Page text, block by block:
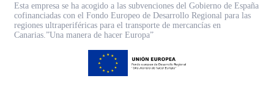
Esta empresa se ha acogido a las subvenciones del Gobierno de España
cofinanciadas con el Fondo Europeo de Desarrollo Regional para las
regiones ultraperiféricas para el transporte de mercancías en
Canarias.”Una manera de hacer Europa”